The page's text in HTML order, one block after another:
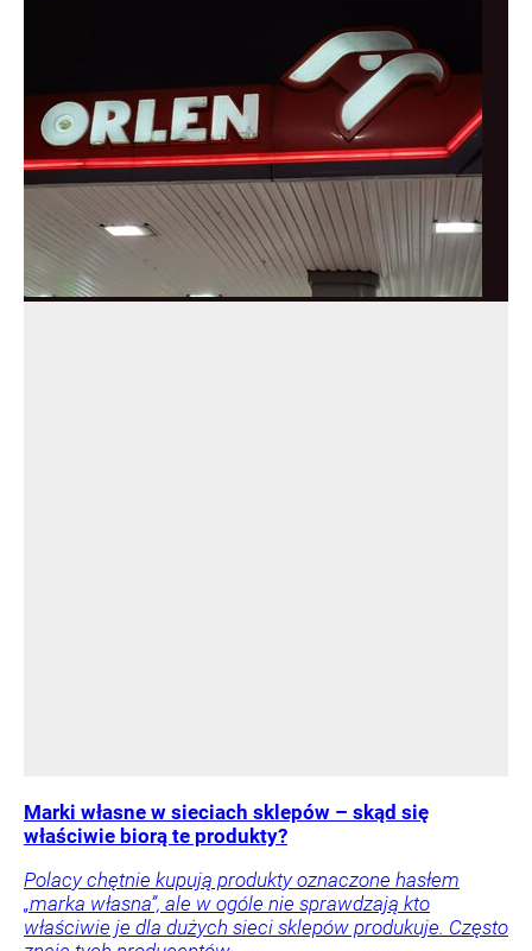
Marki własne w sieciach sklepów – skąd się
właściwie biorą te produkty?
Polacy chętnie kupują produkty oznaczone hasłem
„marka własna”, ale w ogóle nie sprawdzają kto
właściwie je dla dużych sieci sklepów produkuje. Często